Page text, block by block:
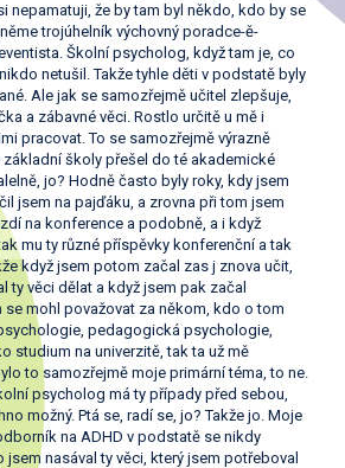
nepamatuji, že by tam byl někdo, kdo by se
trojúhelník výchovný poradce-ě-
Školní psycholog, když tam je, co
netušil. Takže tyhle děti v podstatě byly
Ale jak se samozřejmě učitel zlepšuje,
a zábavné věci. Rostlo určitě u mě i
pracovat. To se samozřejmě výrazně
základní školy přešel do té akademické
jo? Hodně často byly roky, kdy jsem
jsem na pajďáku, a zrovna při tom jsem
na konference a podobně, a i když
mu ty různé příspěvky konferenční a tak
když jsem potom začal zas j znova učit,
ty věci dělat a když jsem pak začal
se mohl považovat za někom, kdo o tom
pedagogická psychologie,
studium na univerzitě, tak ta už mě
to samozřejmě moje primární téma, to ne.
psycholog má ty případy před sebou,
možný. Ptá se, radí se, jo? Takže jo. Moje
na ADHD v podstatě se nikdy
nasával ty věci, který jsem potřeboval